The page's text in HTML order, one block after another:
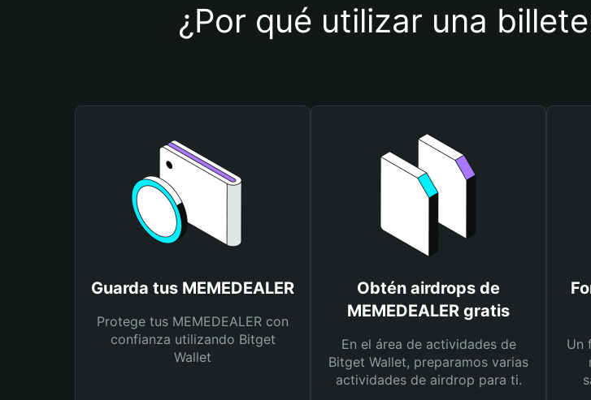
¿Por qué utilizar una
Guarda tus MEMEDEALER
Protege tus MEMEDEALER con
confianza utilizando Bitget
Wallet
Obtén airdrops de
MEMEDEALER gratis
En el área de actividades de
Bitget Wallet, preparamos varias
actividades de airdrop para ti.
Un